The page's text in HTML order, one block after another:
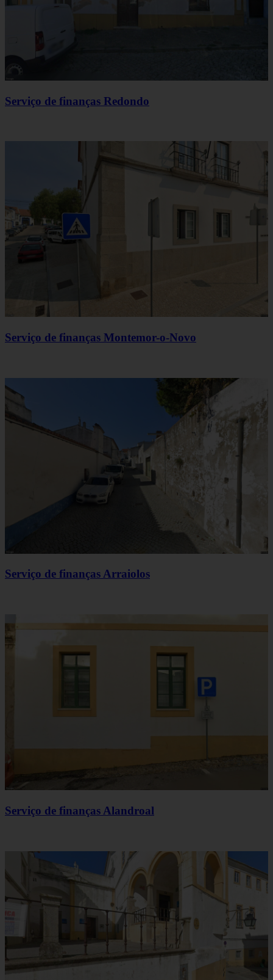
Serviço de finanças Redondo
Serviço de finanças Montemor-o-Novo
Serviço de finanças Arraiolos
Serviço de finanças Alandroal